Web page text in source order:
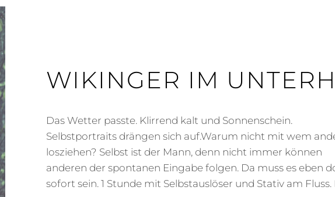
WIKINGER IM
Das Wetter passte. Klirrend kalt und Sonnenschein.
Selbstportraits drängen sich auf.Warum nicht mit wem
losziehen? Selbst ist der Mann, denn nicht immer können
anderen der spontanen Eingabe folgen. Da muss es eben
sofort sein. 1 Stunde mit Selbstauslöser und Stativ am Fluss.